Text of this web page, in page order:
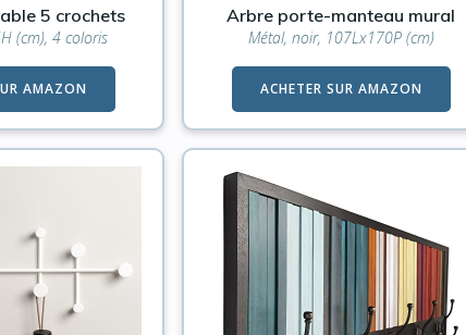
5 crochets
(cm), 4 coloris
AMAZON
Arbre porte-manteau mural
Métal, noir, 107Lx170P (cm)
ACHETER SUR AMAZON